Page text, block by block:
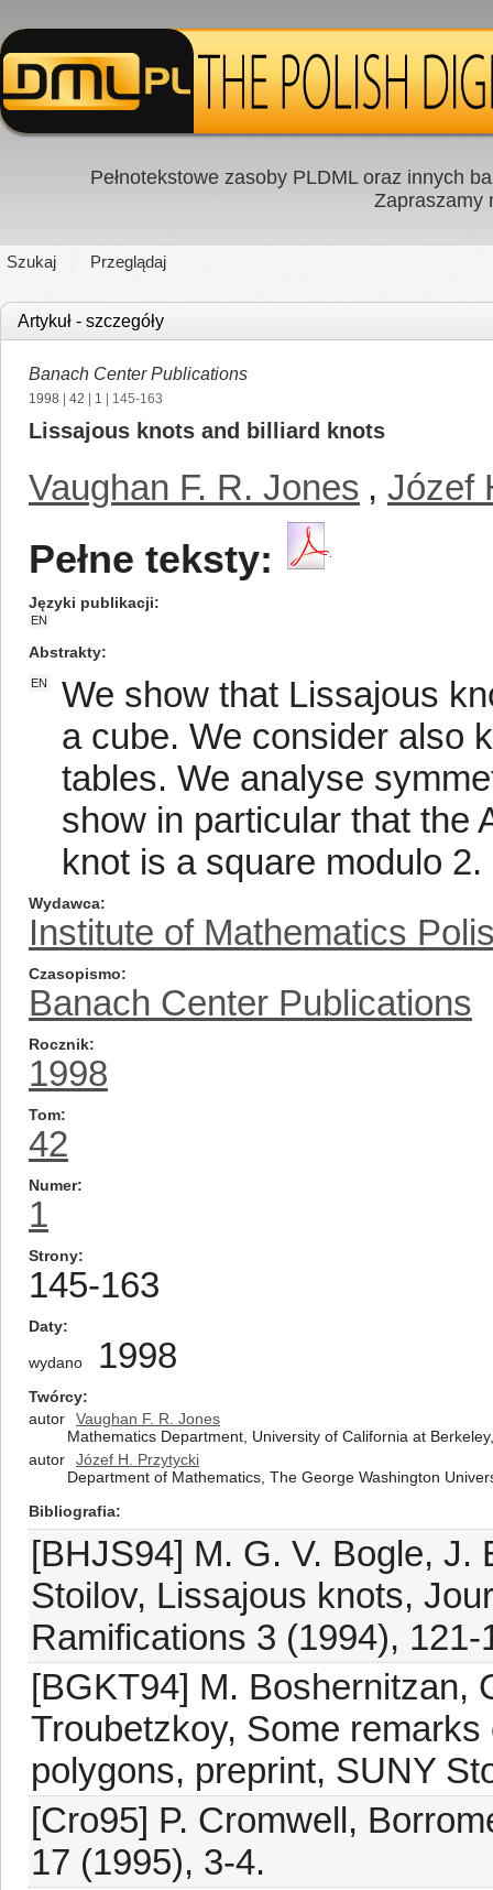
Pełnotekstowe zasoby PLDML oraz innych
Zapraszamy
Szukaj Przeglądaj
Artykuł - szczegóły
Banach Center Publications
1998 42 1 | 145-163
Lissajous knots and billiard knots
Vaughan F. R. Jones , Józef
Pełne teksty:
Języki publikacji
EN
Abstrakty
EN
We show that Lissajous
a cube. We consider also
tables. We analyse
show in particular that the
knot is a square modulo 2.
Wydawca
Institute of Mathematics
Czasopismo
Banach Center Publications
Rocznik
1998
Tom
42
Numer
1
Strony
145-163
Daty
wydano 1998
Twórcy
autor
Vaughan F. R. Jones
Mathematics Department, University of California at
autor
Józef H. Przytycki
Department of Mathematics, The George Washington
Bibliografia
[BHJS94] M. G. V. Bogle, J.
Stoilov, Lissajous knots,
Ramifications 3 (1994), 121-
[BGKT94] M. Boshernitzan,
Troubetzkoy, Some
polygons, preprint, SUNY
[Cro95] P. Cromwell,
17 (1995), 3-4.